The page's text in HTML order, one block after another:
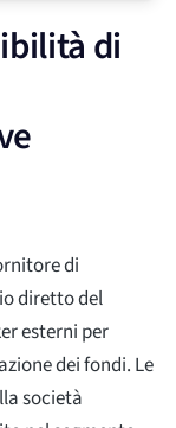
di
di
diretto del
esterni per
dei fondi. Le
società